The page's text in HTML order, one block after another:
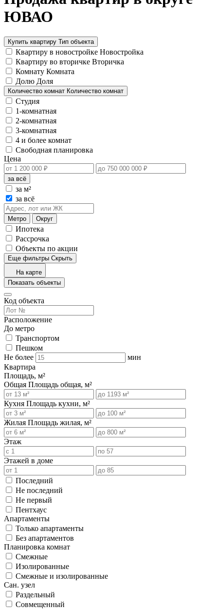
ЮВАО
Купить квартиру Тип объекта
Квартиру в новостройке Новостройка
Квартиру во вторичке Вторичка
Комнату Комната
Долю Доля
Количество комнат Количество комнат
Студия
1-комнатная
2-комнатная
3-комнатная
4 и более комнат
Свободная планировка
Цена
за всё
за м²
за всё
Метро Округ
Ипотека
Рассрочка
Объекты по акции
Еще фильтры Скрыть
На карте
Показать объекты
Код объекта
Расположение
До метро
Транспортом
Пешком
Не более
мин
Квартира
Площадь, м²
Общая Площадь общая, м²
Кухня Площадь кухни, м²
Жилая Площадь жилая, м²
Этаж
Этажей в доме
Последний
Не последний
Не первый
Пентхаус
Апартаменты
Только апартаменты
Без апартаментов
Планировка комнат
Смежные
Изолированные
Смежные и изолированные
Сан. узел
Раздельный
Совмещенный